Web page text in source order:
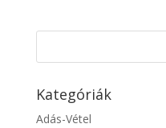
Kategóriák
Adás-Vétel